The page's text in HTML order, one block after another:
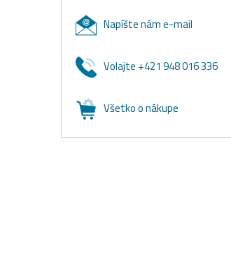
Napíšte nám e-mail
Volajte +421 948 016 336
Všetko o nákupe